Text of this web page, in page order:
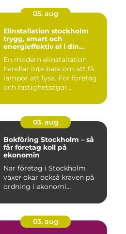
05. aug
Elinstallation stockholm
trygg, smart och
energieffektiv el i din
En modern elinstallation
handlar inte bara om att få
lampor att lysa. För företag
och fastighetsägar...
03. aug
Bokföring Stockholm – så
får företag koll på
ekonomin
När företag i Stockholm
växer ökar också kraven på
ordning i ekonomi...
03. aug